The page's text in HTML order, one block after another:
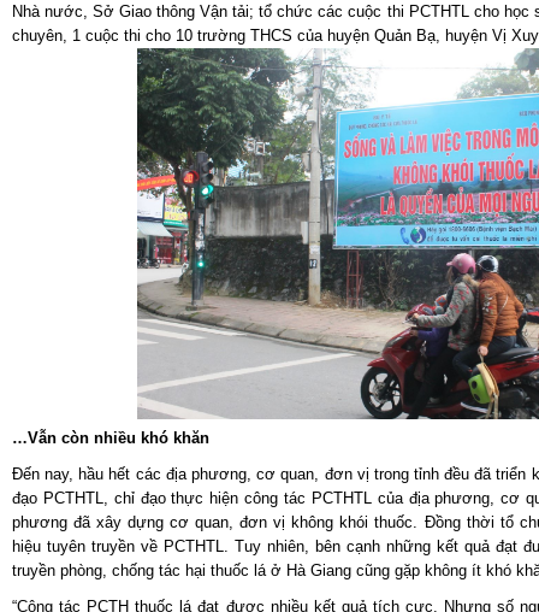
Nhà nước, Sở Giao thông Vận tải; tổ chức các cuộc thi PCTHTL cho
chuyên, 1 cuộc thi cho 10 trường THCS của huyện Quản Bạ, huyện Vị
…Vẫn còn nhiều khó khăn
Đến nay, hầu hết các địa phương, cơ quan, đơn vị trong tỉnh đều đã triển
đạo PCTHTL, chỉ đạo thực hiện công tác PCTHTL của địa phương, cơ
phương đã xây dựng cơ quan, đơn vị không khói thuốc. Đồng thời tổ
hiệu tuyên truyền về PCTHTL. Tuy nhiên, bên cạnh những kết quả đạt
truyền phòng, chống tác hại thuốc lá ở Hà Giang cũng gặp không ít khó
“Công tác PCTH thuốc lá đạt được nhiều kết quả tích cực. Nhưng số